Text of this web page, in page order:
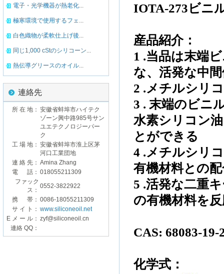
電子・光学機器が熱老化...
極寒環境で使用するフェ...
白色織物が柔軟仕上げ後...
同じ1,000 cStのシリコーン...
熱伝導グリースのオイル...
連絡先
所 在 地： 安徽省蚌埠市ハイテク
ゾーン興中路985号サン
ユエテクノロジーパー
ク
工 場 地： 安徽省蚌埠市淮上区茅
河口工業団地
連 絡 先： Amina Zhang
電 話： 018055211309
ファック
ス：
0552-3822922
携 帯： 0086-18055211309
サ イ ト： www.siliconeoil.net
E メ ー ル： zyf@siliconeoil.cn
連絡 QQ：
IOTA-273ビニ
産品紹介：
1 .当品は末端
な、活発な中
2 .メチルシリ
3 . 末端のビニ
水素シリコン油
とができる
4 .メチルシリ
有機材料との
5 .活発な二重
の有機材料を
CAS: 68083-19-
化学式：